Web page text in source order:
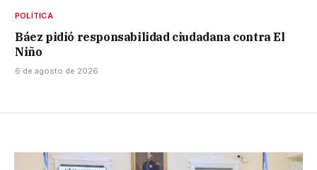
POLÍTICA
Báez pidió responsabilidad ciudadana contra El
Niño
6 de agosto de 2026